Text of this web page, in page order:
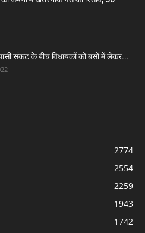
संकट के बीच विधायकों को बसों में लेकर...
2774
2554
2259
1943
1742